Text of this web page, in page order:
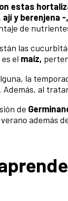
estas
y berenjena -,
de
las
el maíz,
la
al
de
además